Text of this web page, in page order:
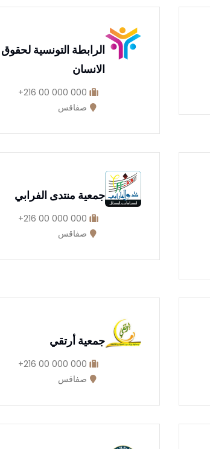
الرابطة التونسية لحقوق
الانسان
000 000 00 216+
صفاقس
جمعية منتدى الفرابي
000 000 00 216+
صفاقس
جمعية أرتقي
000 000 00 216+
صفاقس